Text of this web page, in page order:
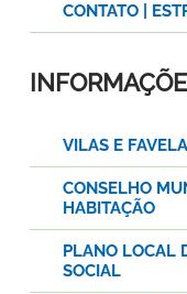
CONTATO |
VILAS E
CONSELHO
HABITAÇÃO
PLANO LOCAL
SOCIAL